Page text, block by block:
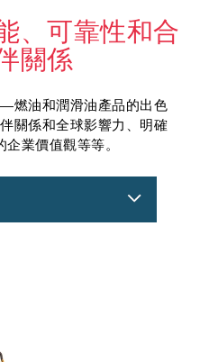
、可靠性和合
關係
燃油和潤滑油產品的出色
關係和全球影響力、明確
業價值觀等等。